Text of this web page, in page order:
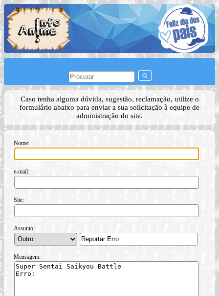
Caso tenha alguma dúvida, sugestão, reclamação, utilize o
formulário abaixo para enviar a sua solicitação à equipe de
administração do site.
Nome:
e-mail:
Site:
Assunto:
Mensagem: